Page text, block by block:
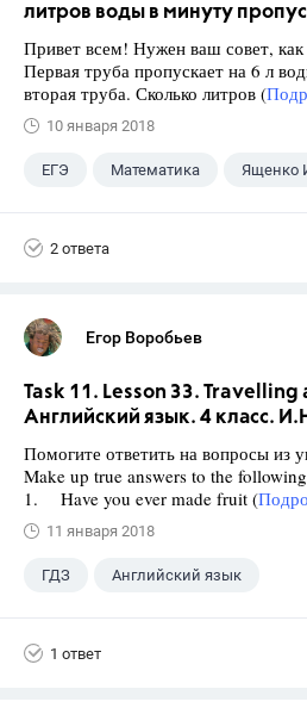
литров воды в минуту
Привет всем! Нужен ваш совет,
Первая труба пропускает на 6 л
вторая труба. Сколько литров (
10 января 2018
ЕГЭ Математика Ященко
2 ответа
Егор Воробьев
Task 11. Lesson 33. Travelling
Английский язык. 4 класс.
Помогите ответить на вопросы из
Make up true answers to the
1. Have you ever made fruit (
11 января 2018
ГДЗ Английский язык
1 ответ